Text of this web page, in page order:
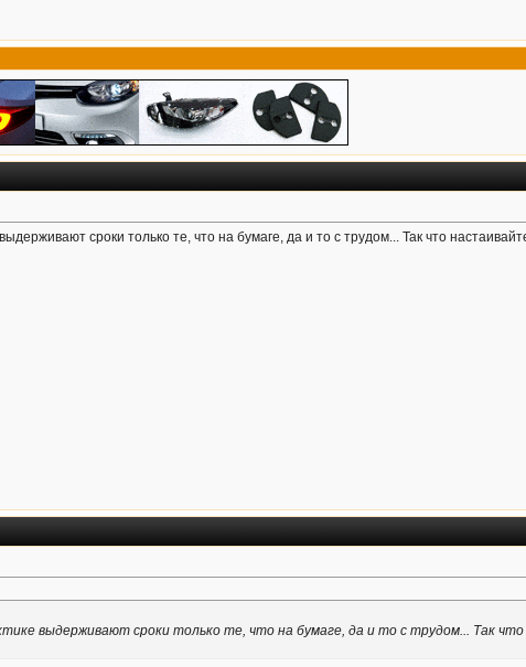
сроки только те, что на бумаге, да и то с трудом... Так что
выдерживают сроки только те, что на бумаге, да и то с трудом... Так